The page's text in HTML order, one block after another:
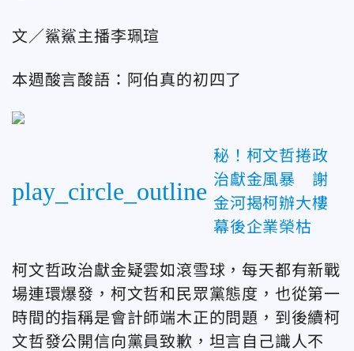
文／鯊鯊主播李珮瑄
本週酸言酸語：阿伯真的初四了
play_circle_outline
秘！柯文哲捲政
治獻金風暴 謝
金河揭柯辦大樓
幕後企業榮枯
柯文哲政治獻金疑雲如滾雪球，每天都有新戰
場連環爆發，柯文哲和民眾黨態度，也從第一
時間的指稱是會計師端木正的問題，到後續柯
文哲發公開信向黨員致歉，坦言自己識人不